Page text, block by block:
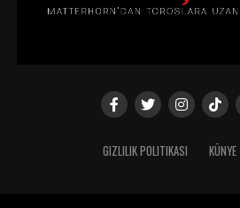
GIZLILIK POLITIKASI KÜNYE